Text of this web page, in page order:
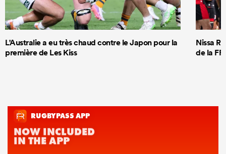
L'Australie a eu très chaud contre le Japon pour la
première de Les Kiss
Nissa
de la